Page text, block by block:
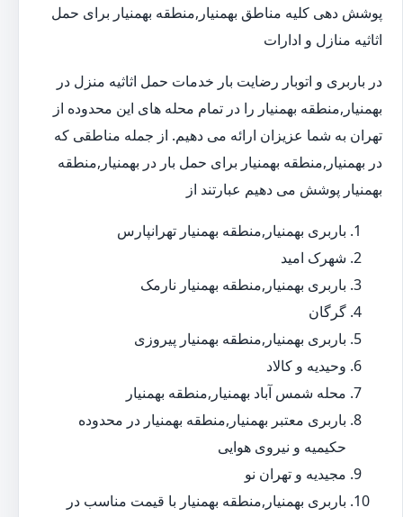
پوشش دهی کلیه مناطق بهمنیار,منطقه بهمنیار برای حمل
اثاثیه منازل و ادارات
در باربری و اتوبار رضایت بار خدمات حمل اثاثیه منزل در
بهمنیار,منطقه بهمنیار را در تمام محله های این محدوده از
تهران به شما عزیزان ارائه می دهیم. از جمله مناطقی که
در بهمنیار,منطقه بهمنیار برای حمل بار در بهمنیار,منطقه
بهمنیار پوشش می دهیم عبارتند از
باربری بهمنیار,منطقه بهمنیار تهرانپارس
شهرک امید
باربری بهمنیار,منطقه بهمنیار نارمک
گرگان
باربری بهمنیار,منطقه بهمنیار پیروزی
وحیدیه و کالاد
محله شمس آباد بهمنیار,منطقه بهمنیار
باربری معتبر بهمنیار,منطقه بهمنیار در محدوده
حکیمیه و نیروی هوایی
مجیدیه و تهران نو
باربری بهمنیار,منطقه بهمنیار با قیمت مناسب در